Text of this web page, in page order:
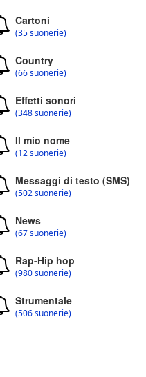
Cartoni
(35 suonerie)
Country
(66 suonerie)
Effetti sonori
(348 suonerie)
Il mio nome
(12 suonerie)
Messaggi di testo (SMS)
(502 suonerie)
News
(67 suonerie)
Rap-Hip hop
(980 suonerie)
Strumentale
(506 suonerie)